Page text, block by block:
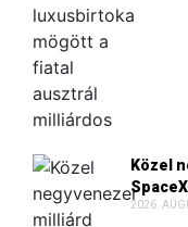
Közel
2026.